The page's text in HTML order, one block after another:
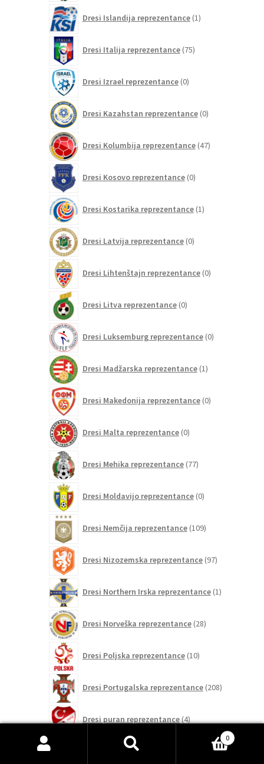
Dresi Islandija reprezentance 1izdelek
Dresi Italija reprezentance 75izdelkov
Dresi Izrael reprezentance 0izdelkov
Dresi Kazahstan reprezentance 0izdelkov
Dresi Kolumbija reprezentance 47izdelkov
Dresi Kosovo reprezentance 0izdelkov
Dresi Kostarika reprezentance 1izdelek
Dresi Latvija reprezentance 0izdelkov
Dresi Lihtenštajn reprezentance 0izdelkov
Dresi Litva reprezentance 0izdelkov
Dresi Luksemburg reprezentance 0izdelkov
Dresi Madžarska reprezentance 1izdelek
Dresi Makedonija reprezentance 0izdelkov
Dresi Malta reprezentance 0izdelkov
Dresi Mehika reprezentance 77izdelkov
Dresi Moldavijo reprezentance 0izdelkov
Dresi Nemčija reprezentance 109izdelkov
Dresi Nizozemska reprezentance 97izdelkov
Dresi Northern Irska reprezentance 1izdelek
Dresi Norveška reprezentance 28izdelkov
Dresi Poljska reprezentance 10izdelkov
Dresi Portugalska reprezentance 208izdelkov
Dresi puran reprezentance 4izdelki
Dresi Romuniji reprezentance
0